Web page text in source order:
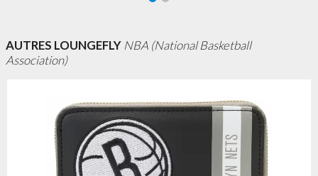
AUTRES LOUNGEFLY NBA (National Basketball
Association)